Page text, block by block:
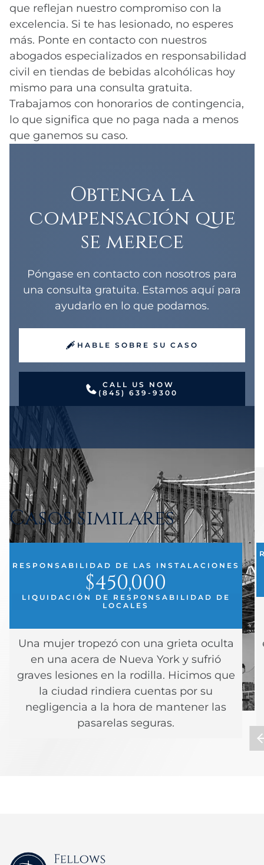
que reflejan nuestro compromiso con la
excelencia. Si te has lesionado, no esperes
más. Ponte en contacto con nuestros
abogados especializados en responsabilidad
civil en tiendas de bebidas alcohólicas hoy
mismo para una consulta gratuita.
Trabajamos con honorarios de contingencia,
lo que significa que no paga nada a menos
que ganemos su caso.
Obtenga la
compensación que
se merece
Póngase en contacto con nosotros para
una consulta gratuita. Estamos aquí para
ayudarlo en lo que podamos.
HABLE SOBRE SU CASO
CALL US NOW
(845) 639-9300
Casos similares
RESPONSABILIDAD DE LAS INSTALACIONES
$450,000
LIQUIDACIÓN DE RESPONSABILIDAD DE
LOCALES
Una mujer tropezó con una grieta oculta
en una acera de Nueva York y sufrió
graves lesiones en la rodilla. Hicimos que
la ciudad rindiera cuentas por su
negligencia a la hora de mantener las
pasarelas seguras.